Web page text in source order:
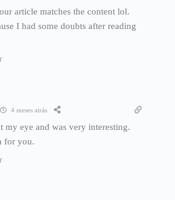
article matches the content lol.
I had some doubts after reading
4 meses atrás
eye and was very interesting.
for you.